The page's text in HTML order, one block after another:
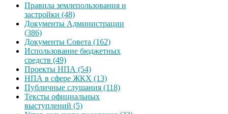
Правила землепользования и
застройки (48)
Документы Администрации
(386)
Документы Совета (162)
Использование бюджетных
средств (49)
Проекты НПА (54)
НПА в сфере ЖКХ (13)
Публичные слушания (118)
Тексты официальных
выступлений (5)